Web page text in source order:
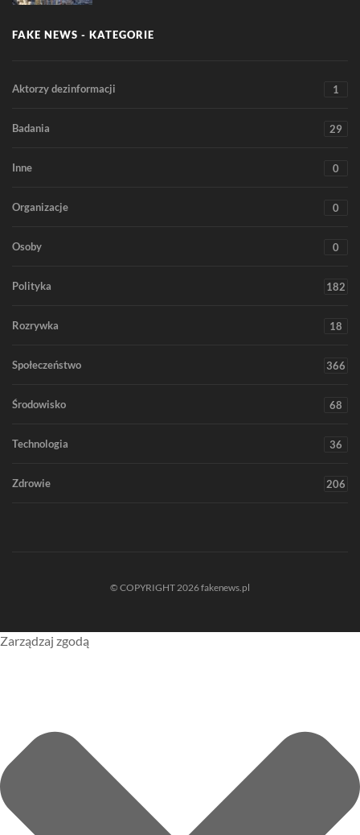
FAKE NEWS - KATEGORIE
Aktorzy dezinformacji 1
Badania 29
Inne 0
Organizacje 0
Osoby 0
Polityka 182
Rozrywka 18
Społeczeństwo 366
Środowisko 68
Technologia 36
Zdrowie 206
© COPYRIGHT 2026 fakenews.pl
Zarządzaj zgodą